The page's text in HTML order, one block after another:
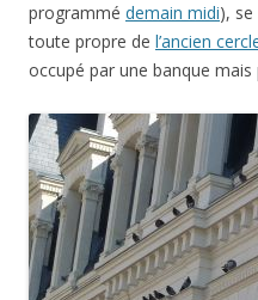
programmé demain midi),
toute propre de l’ancien
occupé par une banque